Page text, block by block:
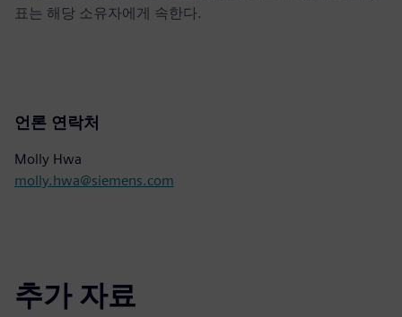
표는 해당 소유자에게 속한다.
언론 연락처
Molly Hwa
molly.hwa@siemens.com
추가 자료